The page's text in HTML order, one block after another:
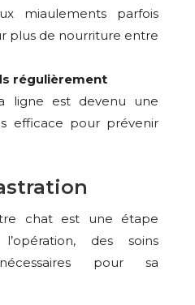
miaulements parfois
plus de nourriture entre
régulièrement
ligne est devenu une
efficace pour prévenir
chat est une étape
des soins
pour sa